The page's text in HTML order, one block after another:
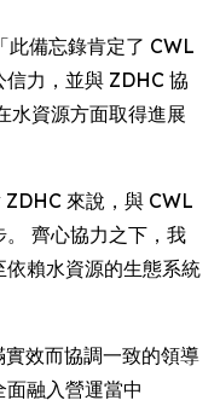
備忘錄肯定了 CWL
力，並與 ZDHC 協
水資源方面取得進展
來說，與 CWL
齊心協力之下，我
賴水資源的生態系統
效而協調一致的領導
融入營運當中